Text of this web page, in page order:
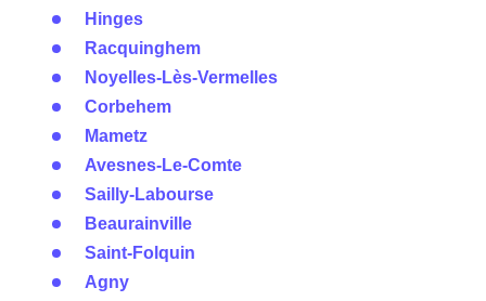
Hinges
Racquinghem
Noyelles-Lès-Vermelles
Corbehem
Mametz
Avesnes-Le-Comte
Sailly-Labourse
Beaurainville
Saint-Folquin
Agny